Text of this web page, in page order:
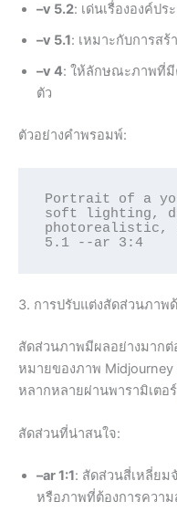
–v 5.2: เด่นเรื่ององค์ป
–v 5.1: เหมาะกับการส
–v 4: ให้ลักษณะภาพที่มี
ตัว
ตัวอย่างคำพรอมพ์:
Portrait of a
soft lighting,
photorealistic,
3. การปรับแต่งสัดส่วนภาพ
สัดส่วนภาพมีผลอย่างมาก
หมายของภาพ Midjourney
หลากหลายผ่านพารามิเตอร์
สัดส่วนที่น่าสนใจ:
–ar 1:1: สัดส่วนสี่เหลี่ยม
หรือภาพที่ต้องการควา